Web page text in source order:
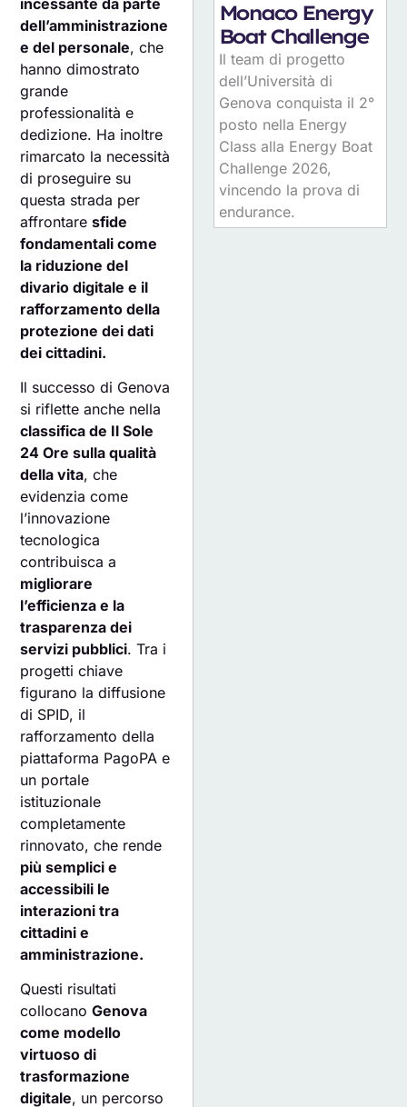
dell’amministrazione
e del personale, che
hanno dimostrato
grande
professionalità e
dedizione. Ha inoltre
rimarcato la necessità
di proseguire su
questa strada per
affrontaresfide
fondamentali come
la riduzione del
divario digitale e il
rafforzamento della
protezione dei dati
dei cittadini.
Il successo di Genova
si riflette anche nella
classifica de Il Sole
24 Ore sulla qualità
della vita, che
evidenzia come
l’innovazione
tecnologica
contribuisca a
migliorare
l’efficienza e la
trasparenza dei
servizi pubblici. Tra i
progetti chiave
figurano la diffusione
di SPID, il
rafforzamento della
piattaforma PagoPA e
un portale
istituzionale
completamente
rinnovato, che rende
più semplici e
accessibili le
interazioni tra
cittadini e
amministrazione.
Questi risultati
collocanoGenova
come modello
virtuoso di
trasformazione
digitale, un percorso
Monaco Energy
Boat Challenge
Il team di progetto
dell’Università di
Genova conquista il 2°
posto nella Energy
Class alla Energy Boat
Challenge 2026,
vincendo la prova di
endurance.